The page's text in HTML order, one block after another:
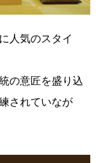
人気のスタイ
の意匠を盛り込
されていなが